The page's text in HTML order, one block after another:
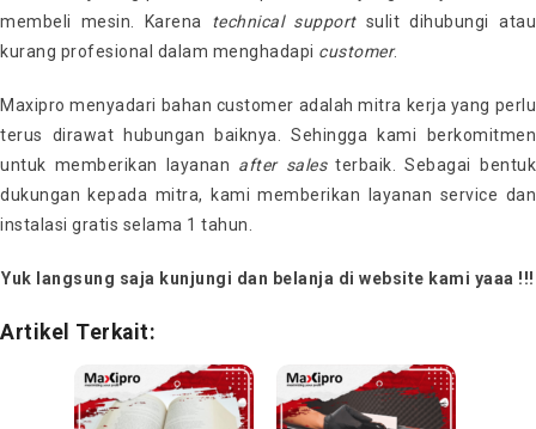
membeli mesin. Karena technical support sulit dihubungi atau
kurang profesional dalam menghadapi customer.
Maxipro menyadari bahan customer adalah mitra kerja yang perlu
terus dirawat hubungan baiknya. Sehingga kami berkomitmen
untuk memberikan layanan after salesterbaik. Sebagai bentuk
dukungan kepada mitra, kami memberikan layanan service dan
instalasi gratis selama 1 tahun.
Yuk langsung saja kunjungi dan belanja di website kami yaaa !!!
Artikel Terkait: